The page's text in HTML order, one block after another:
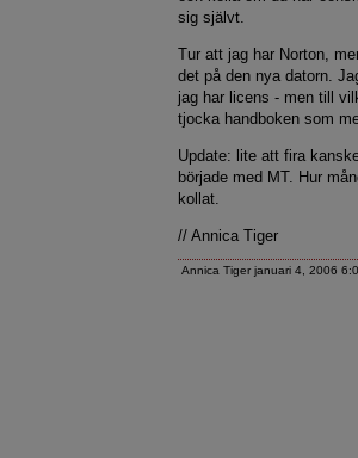
sig självt.
Tur att jag har Norton,
det på den nya datorn.
jag har licens - men till
tjocka handboken som
Update: lite att fira
började med MT. Hur
kollat.
// Annica Tiger
Annica Tiger januari 4, 2006